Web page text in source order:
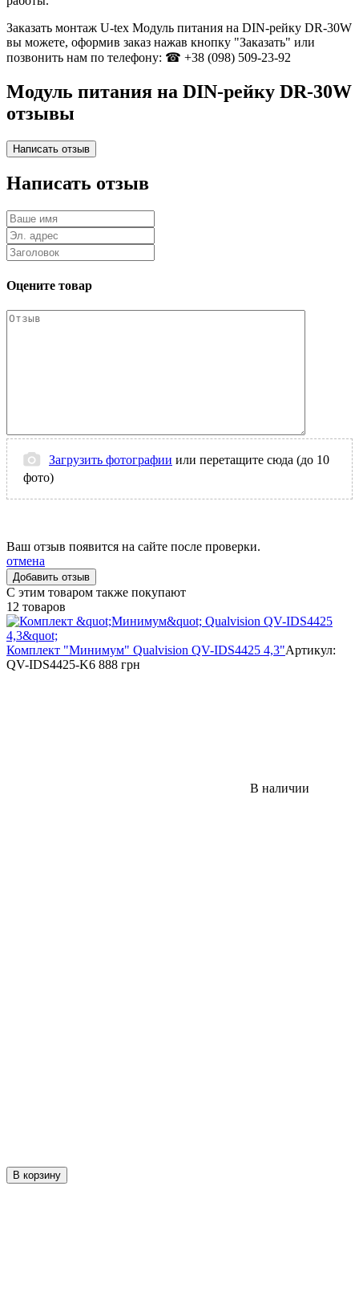
Заказать монтаж U-tex Модуль питания на DIN-рейку DR-30W
вы можете, оформив заказ нажав кнопку "Заказать" или
позвонить нам по телефону: ☎ +38 (098) 509-23-92
Модуль питания на DIN-рейку DR-30W
отзывы
Написать отзыв
Оцените товар
Загрузить фотографии или перетащите сюда (до 10
фото)
Ваш отзыв появится на сайте после проверки.
отмена
С этим товаром также покупают
12 товаров
Комплект "Минимум" Qualvision QV-IDS4425 4,3"Артикул:
QV-IDS4425-K6 888 грн
В наличии
В корзину